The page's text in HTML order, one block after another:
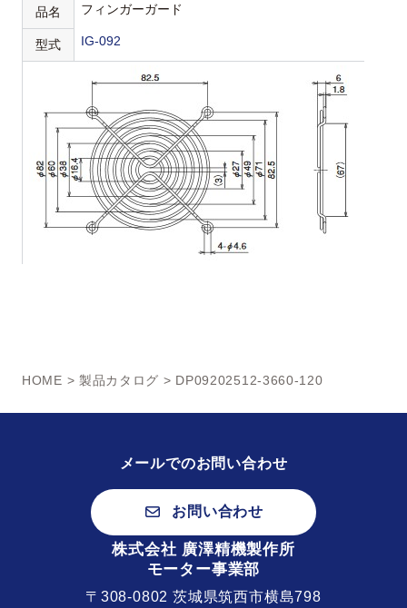
品名 フィンガーガード
型式 IG-092
HOME > 製品カタログ > DP09202512-3660-120
メールでのお問い合わせ
お問い合わせ
株式会社 廣澤精機製作所
モーター事業部
〒308-0802 茨城県筑西市横島798